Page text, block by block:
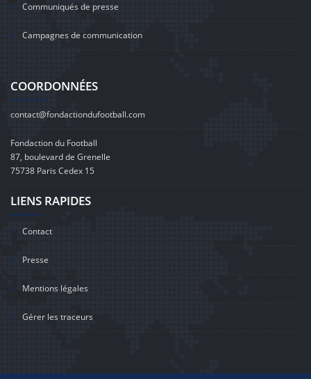
Communiqués de presse
Campagnes de communication
COORDONNÉES
contact@fondactiondufootball.com
Fondaction du Football
87, boulevard de Grenelle
75738 Paris Cedex 15
LIENS RAPIDES
Contact
Presse
Mentions légales
Gérer les traceurs